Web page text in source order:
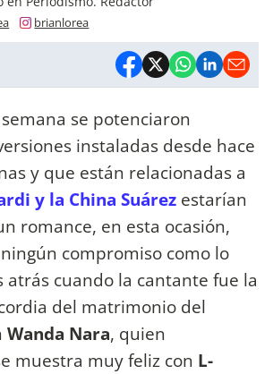
brianlorea
se potenciaron
instaladas desde hace
y que están relacionadas a
y la China Suárez estarían
romance, en esta ocasión,
compromiso como lo
atrás cuando la cantante fue la
del matrimonio del
Wanda Nara, quien
muestra muy feliz con L-